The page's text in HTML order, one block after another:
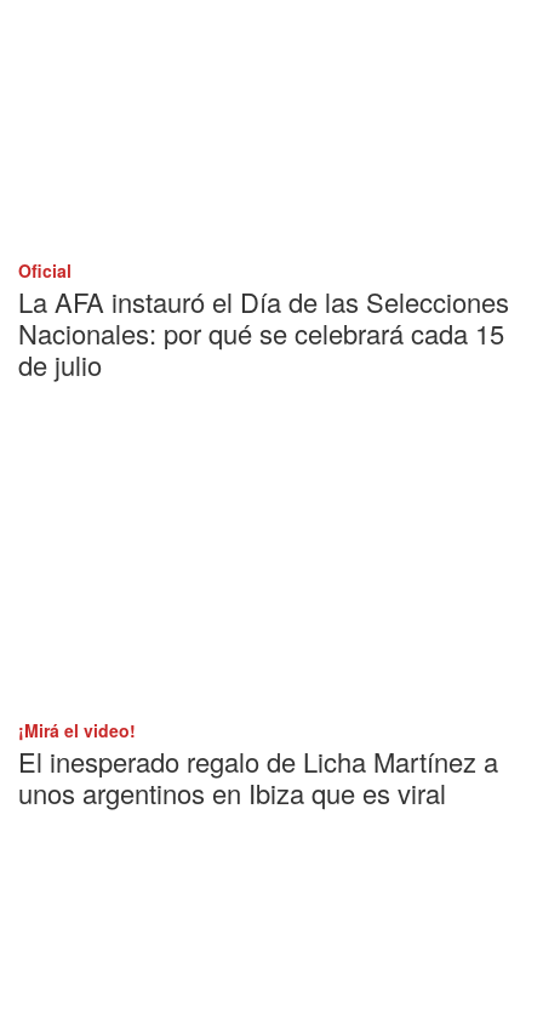
Oficial
La AFA instauró el Día de las Selecciones
Nacionales: por qué se celebrará cada 15
de julio
¡Mirá el video!
El inesperado regalo de Licha Martínez a
unos argentinos en Ibiza que es viral